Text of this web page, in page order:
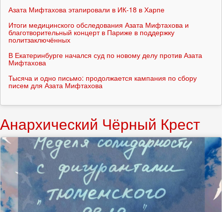
Азата Мифтахова этапировали в ИК-18 в Харпе
Итоги медицинского обследования Азата Мифтахова и
благотворительный концерт в Париже в поддержку
политзаключённых
В Екатеринбурге начался суд по новому делу против Азата
Мифтахова
Тысяча и одно письмо: продолжается кампания по сбору
писем для Азата Мифтахова
Анархический Чёрный Крест